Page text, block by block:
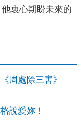
衷心期盼未來的
周處除三害》
說愛妳！